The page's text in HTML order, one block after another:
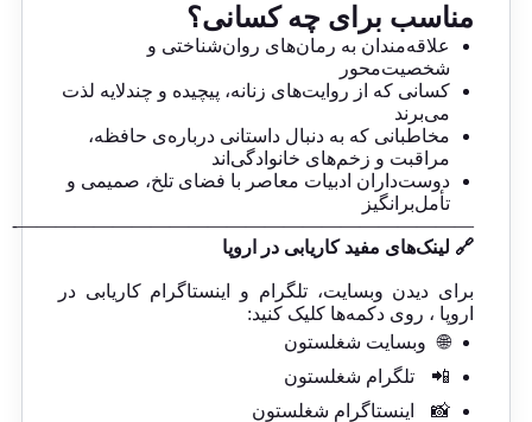
مناسب برای چه کسانی؟
علاقه‌مندان به رمان‌های روان‌شناختی و
شخصیت‌محور
کسانی که از روایت‌های زنانه، پیچیده و چندلایه لذت
می‌برند
مخاطبانی که به دنبال داستانی درباره‌ی حافظه،
مراقبت و زخم‌های خانوادگی‌اند
دوست‌داران ادبیات معاصر با فضای تلخ، صمیمی و
تأمل‌برانگیز
————————————————————————-
🔗 لینک‌های مفید کاریابی در اروپا
برای دیدن وبسایت، تلگرام و اینستاگرام کاریابی در
اروپا ، روی دکمه‌ها کلیک کنید:
🌐
وبسایت شغلستون
📲
تلگرام شغلستون
📸
اینستاگرام شغلستون